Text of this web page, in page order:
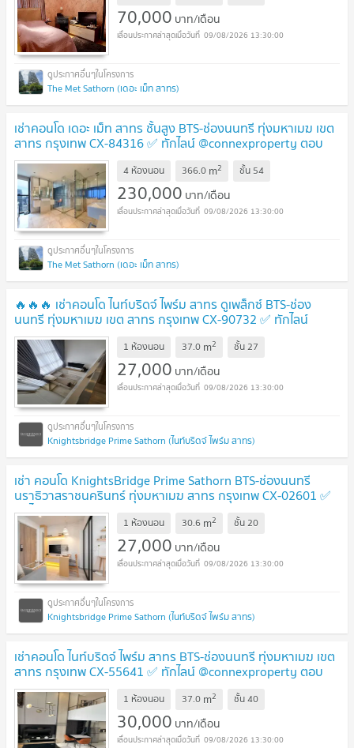
70,000 บาท/เดือน
09/08/2026 13:30:00
The Met Sathorn (เดอะ เม็ท สาทร)
เช่าคอนโด เดอะ เม็ท สาทร ชั้นสูง BTS-ช่องนนทรี ทุ่งมหาเมฆ เขต
สาทร กรุงเทพ CX-84316 ✅ ทักไลน์ @connexproperty ตอบ
ทันที ทีมงานมืออาชีพ ✅
4 ห้องนอน 366.0 m2 ชั้น 54
230,000 บาท/เดือน
09/08/2026 13:30:00
The Met Sathorn (เดอะ เม็ท สาทร)
🔥🔥🔥 เช่าคอนโด ไนท์บริดจ์ ไพร์ม สาทร ดูเพล็กซ์ BTS-ช่อง
นนทรี ทุ่งมหาเมฆ เขต สาทร กรุงเทพ CX-90732 ✅ ทักไลน์
@connexproperty ตอบทันที ทีมงานมืออาชีพ ✅ 🔥🔥🔥
1 ห้องนอน 37.0 m2 ชั้น27
27,000 บาท/เดือน
09/08/2026 13:30:00
Knightsbridge Prime Sathorn (ไนท์บริดจ์ ไพร์ม สาทร)
เช่า คอนโด KnightsBridge Prime Sathorn BTS-ช่องนนทรี
นราธิวาสราชนครินทร์ ทุ่งมหาเมฆ สาทร กรุงเทพ CX-02601 ✅
ทักไลน์ @connexproperty ตอบทันที ทีมงานมืออาชีพ ✅
1 ห้องนอน 30.6 m2 ชั้น20
27,000 บาท/เดือน
09/08/2026 13:30:00
Knightsbridge Prime Sathorn (ไนท์บริดจ์ ไพร์ม สาทร)
เช่าคอนโด ไนท์บริดจ์ ไพร์ม สาทร BTS-ช่องนนทรี ทุ่งมหาเมฆ เขต
สาทร กรุงเทพ CX-55641 ✅ ทักไลน์ @connexproperty ตอบ
ทันที ทีมงานมืออาชีพ ✅
1 ห้องนอน 37.0 m2 ชั้น40
30,000 บาท/เดือน
09/08/2026 13:30:00